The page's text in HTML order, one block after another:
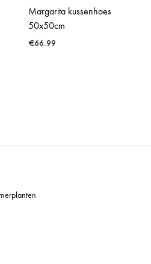
Margarita kussenhoes
50x50cm
€66.99